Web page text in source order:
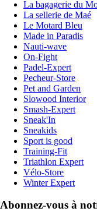
La bagagerie du
La sellerie de Maé
Le Motard Bleu
Made in Paradis
Nauti-wave
On-Fight
Padel-Expert
Pecheur-Store
Pet and Garden
Slowood Interior
Smash-Expert
Sneak'In
Sneakids
Sport is good
Training-Fit
Triathlon Expert
Vélo-Store
Winter Expert
Abonnez-vous à